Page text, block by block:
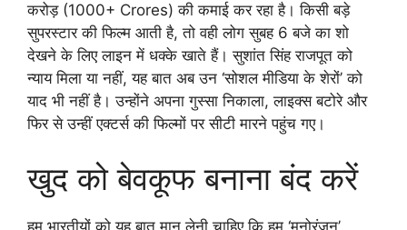
करोड़ (1000+ Crores) की कमाई कर रहा है। किसी बड़े
सुपरस्टार की फिल्म आती है, तो वही लोग सुबह 6 बजे का शो
देखने के लिए लाइन में धक्के खाते हैं। सुशांत सिंह राजपूत को
न्याय मिला या नहीं, यह बात अब उन ‘सोशल मीडिया के शेरों’ को
याद भी नहीं है। उन्होंने अपना गुस्सा निकाला, लाइक्स बटोरे और
फिर से उन्हीं एक्टर्स की फिल्मों पर सीटी मारने पहुंच गए।
खुद को बेवकूफ बनाना बंद करें
हम भारतीयों को यह बात मान लेनी चाहिए कि हम ‘मनोरंजन’